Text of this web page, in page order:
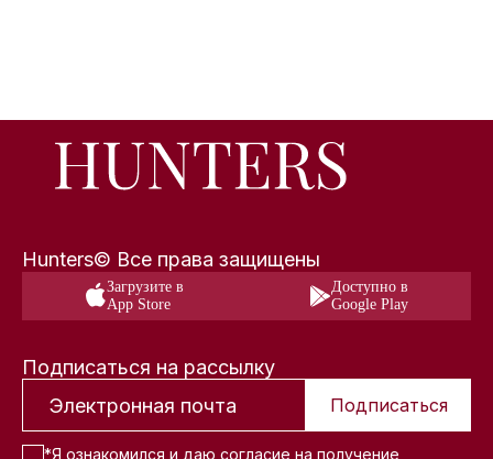
Hunters© Все права защищены
Загрузите в
App Store
Доступно в
Google Play
Подписаться на рассылку
Подписаться
*Я ознакомился и даю согласие на получение